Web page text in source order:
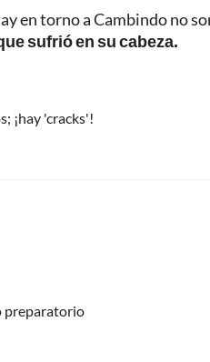
en torno a Cambindo no
sufrió en su cabeza.
¡hay 'cracks'!
preparatorio